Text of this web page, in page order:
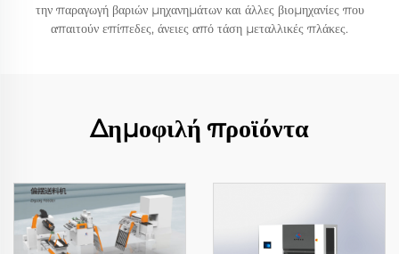
την παραγωγή βαριών μηχανημάτων και άλλες βιομηχανίες που
απαιτούν επίπεδες, άνειες από τάση μεταλλικές πλάκες.
Δημοφιλή προϊόντα